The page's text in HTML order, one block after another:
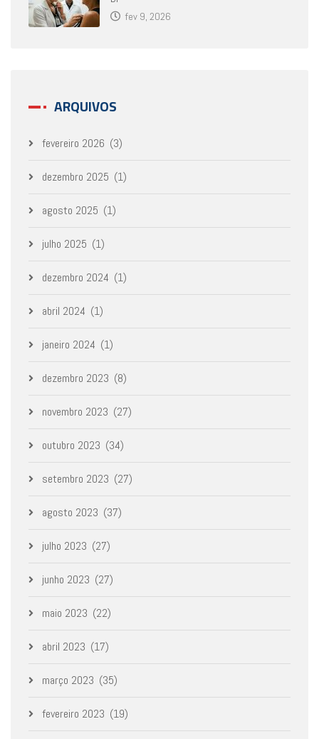
fev 9, 2026
ARQUIVOS
fevereiro 2026 (3)
dezembro 2025 (1)
agosto 2025 (1)
julho 2025 (1)
dezembro 2024 (1)
abril 2024 (1)
janeiro 2024 (1)
dezembro 2023 (8)
novembro 2023 (27)
outubro 2023 (34)
setembro 2023 (27)
agosto 2023 (37)
julho 2023 (27)
junho 2023 (27)
maio 2023 (22)
abril 2023 (17)
março 2023 (35)
fevereiro 2023 (19)